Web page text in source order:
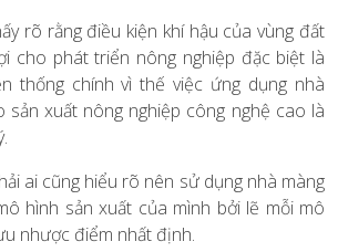
rõ rằng điều kiện khí hậu của vùng đất
cho phát triển nông nghiệp đặc biệt là
thống chính vì thế việc ứng dụng nhà
sản xuất nông nghiệp công nghệ cao là
ai cũng hiểu rõ nên sử dụng nhà màng
hình sản xuất của mình bởi lẽ mỗi mô
nhược điểm nhất định.